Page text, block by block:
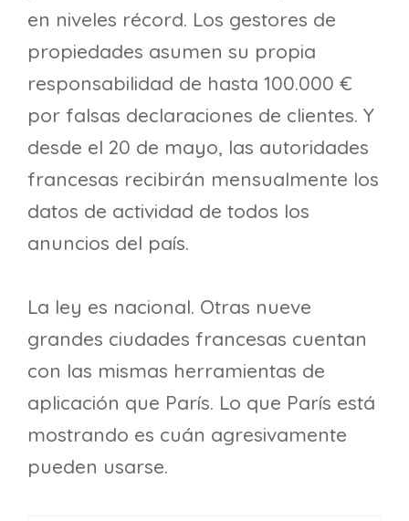
en niveles récord. Los gestores de
propiedades asumen su propia
responsabilidad de hasta 100.000 €
por falsas declaraciones de clientes. Y
desde el 20 de mayo, las autoridades
francesas recibirán mensualmente los
datos de actividad de todos los
anuncios del país.
La ley es nacional. Otras nueve
grandes ciudades francesas cuentan
con las mismas herramientas de
aplicación que París. Lo que París está
mostrando es cuán agresivamente
pueden usarse.